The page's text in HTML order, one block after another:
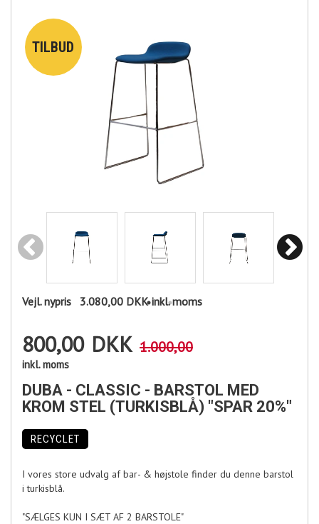
Vejl. nypris 3.080,00 DKK inkl. moms
800,00 DKK 1.000,00
inkl. moms
DUBA - CLASSIC - BARSTOL MED
KROM STEL (TURKISBLÅ) "SPAR 20%"
RECYCLET
I vores store udvalg af bar- & højstole finder du denne barstol
i turkisblå.
"SÆLGES KUN I SÆT AF 2 BARSTOLE"